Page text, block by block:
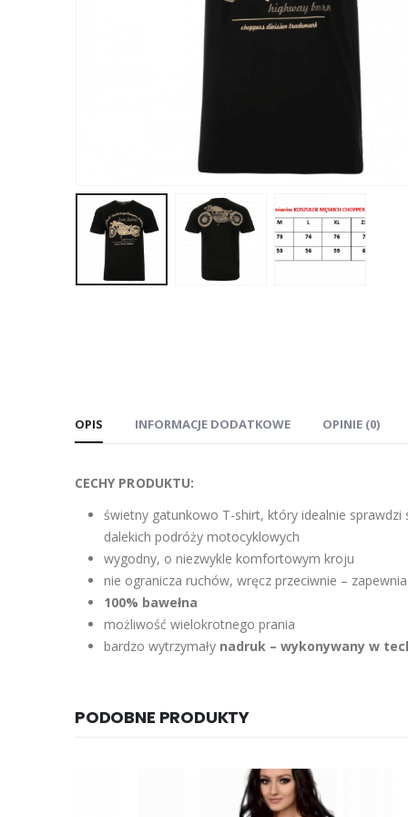
OPIS INFORMACJE DODATKOWE OPINIE (0)
CECHY PRODUKTU:
świetny gatunkowo T-shirt, który idealnie
dalekich podróży motocyklowych
wygodny, o niezwykle komfortowym kroju
nie ogranicza ruchów, wręcz przeciwnie –
100% bawełna
możliwość wielokrotnego prania
bardzo wytrzymały nadruk – wykonywany w
PODOBNE PRODUKTY